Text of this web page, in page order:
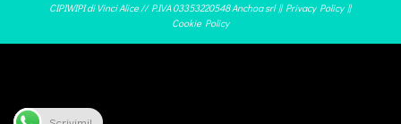
CIPIWIPI di Vinci Alice // P.IVA 03353220548 Anchoa srl || Privacy Policy||
Cookie Policy